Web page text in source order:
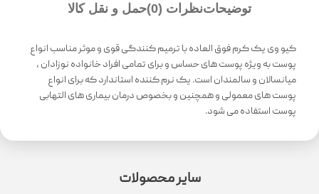
توضیحاتنظرات (0) حمل و نقل کالا
کیو وی یک کرم فوق العاده با ترمیم کنندگی قوی و موثر مناسب انواع
پوست به ویژه پوست های حساس و برای تمامی افراد خانواده نوزادان ،
میانسالان و سالمندان است. یک نرم کننده استاندارد که برای انواع
پوست های معمولی و همچنین و بخصوص درمان بیماری های التهابی
پوست استفاده می شود.
سایر محصولات